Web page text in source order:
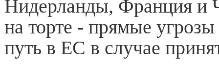
Нидерланды, Франция и
на торте - прямые
путь в ЕС в случае